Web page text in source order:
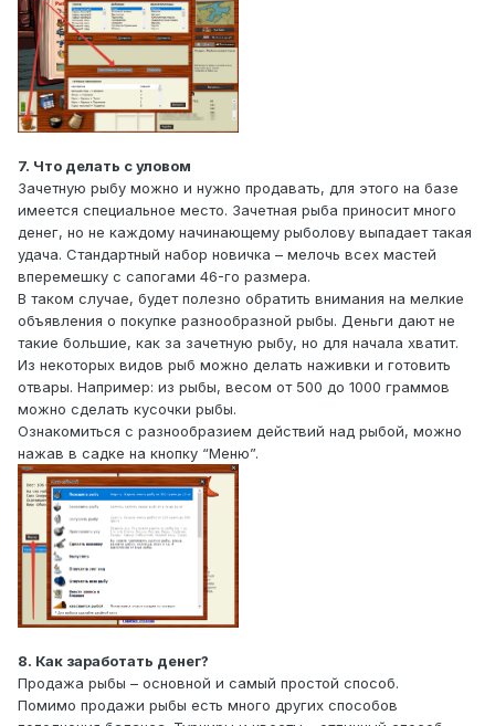
7. Что делать с уловом
Зачетную рыбу можно и нужно продавать, для этого на базе
имеется специальное место. Зачетная рыба приносит много
денег, но не каждому начинающему рыболову выпадает такая
удача. Стандартный набор новичка – мелочь всех мастей
вперемешку с сапогами 46-го размера.
В таком случае, будет полезно обратить внимания на мелкие
объявления о покупке разнообразной рыбы. Деньги дают не
такие большие, как за зачетную рыбу, но для начала хватит.
Из некоторых видов рыб можно делать наживки и готовить
отвары. Например: из рыбы, весом от 500 до 1000 граммов
можно сделать кусочки рыбы.
Ознакомиться с разнообразием действий над рыбой, можно
нажав в садке на кнопку “Меню”.
8. Как заработать денег?
Продажа рыбы – основной и самый простой способ.
Помимо продажи рыбы есть много других способов